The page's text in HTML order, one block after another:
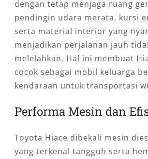
dengan tetap menjaga ruang
pendingin udara merata, kursi
serta material interior yang
menjadikan perjalanan jauh
melelahkan. Hal ini membuat
cocok sebagai mobil keluarga
kendaraan untuk transportasi
Performa Mesin dan
Toyota Hiace dibekali mesin
yang terkenal tangguh serta